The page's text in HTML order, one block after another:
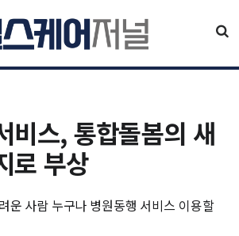
비스, 통합돌봄의 새
로 부상
운 사람 누구나 병원동행 서비스 이용할